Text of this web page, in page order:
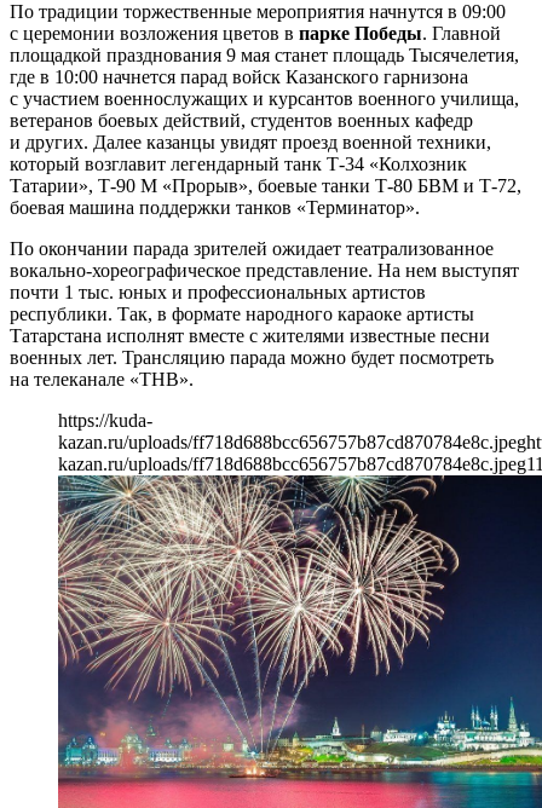
По традиции торжественные мероприятия начнутся в 09:00
с церемонии возложения цветов в парке Победы. Главной
площадкой празднования 9 мая станет площадь Тысячелетия,
где в 10:00 начнется парад войск Казанского гарнизона
с участием военнослужащих и курсантов военного училища,
ветеранов боевых действий, студентов военных кафедр
и других. Далее казанцы увидят проезд военной техники,
который возглавит легендарный танк Т-34 «Колхозник
Татарии», Т-90 М «Прорыв», боевые танки Т-80 БВМ и Т-72,
боевая машина поддержки танков «Терминатор».
По окончании парада зрителей ожидает театрализованное
вокально-хореографическое представление. На нем выступят
почти 1 тыс. юных и профессиональных артистов
республики. Так, в формате народного караоке артисты
Татарстана исполнят вместе с жителями известные песни
военных лет. Трансляцию парада можно будет посмотреть
на телеканале «ТНВ».
https://kuda-
kazan.ru/uploads/ff718d688bcc656757b87cd870784e8c.jpeg
kazan.ru/uploads/ff718d688bcc656757b87cd870784e8c.jpeg